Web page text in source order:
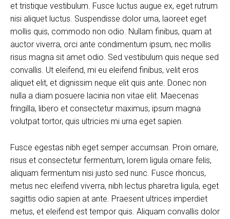
et tristique vestibulum. Fusce luctus augue ex, eget rutrum
nisi aliquet luctus. Suspendisse dolor urna, laoreet eget
mollis quis, commodo non odio. Nullam finibus, quam at
auctor viverra, orci ante condimentum ipsum, nec mollis
risus magna sit amet odio. Sed vestibulum quis neque sed
convallis. Ut eleifend, mi eu eleifend finibus, velit eros
aliquet elit, et dignissim neque elit quis ante. Donec non
nulla a diam posuere lacinia non vitae elit. Maecenas
fringilla, libero et consectetur maximus, ipsum magna
volutpat tortor, quis ultricies mi urna eget sapien.
Fusce egestas nibh eget semper accumsan. Proin ornare,
risus et consectetur fermentum, lorem ligula ornare felis,
aliquam fermentum nisi justo sed nunc. Fusce rhoncus,
metus nec eleifend viverra, nibh lectus pharetra ligula, eget
sagittis odio sapien at ante. Praesent ultrices imperdiet
metus, et eleifend est tempor quis. Aliquam convallis dolor